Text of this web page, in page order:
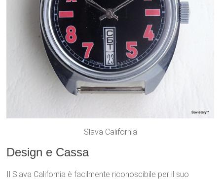
Slava California
Design e Cassa
Il Slava California è facilmente riconoscibile per il suo